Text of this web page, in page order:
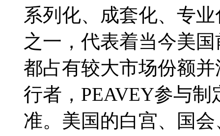
系列化、成套化、专
之一，代表着当今美
都占有较大市场份额
行者，PEAVEY参与
准。美国的白宫、国